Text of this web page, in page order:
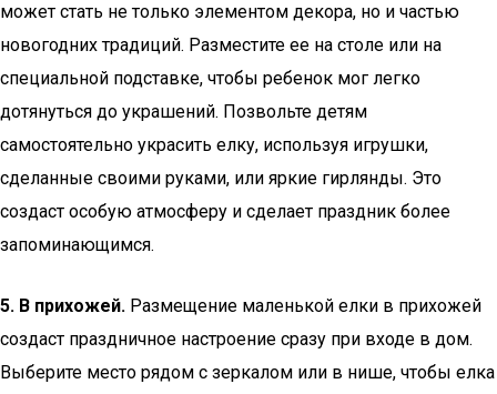
может стать не только элементом декора, но и частью
новогодних традиций. Разместите ее на столе или на
специальной подставке, чтобы ребенок мог легко
дотянуться до украшений. Позвольте детям
самостоятельно украсить елку, используя игрушки,
сделанные своими руками, или яркие гирлянды. Это
создаст особую атмосферу и сделает праздник более
запоминающимся.
5. В прихожей. Размещение маленькой елки в прихожей
создаст праздничное настроение сразу при входе в дом.
Выберите место рядом с зеркалом или в нише, чтобы елка